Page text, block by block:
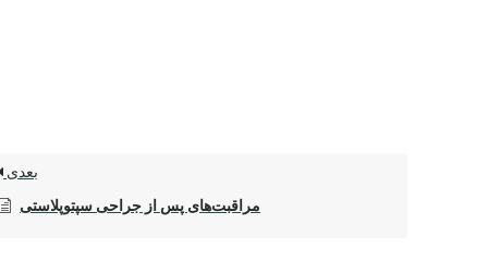
بعدی
مراقبت‌های پس از جراحی سپتوپلاستی